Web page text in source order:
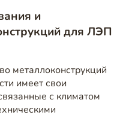
и
для ЛЭП
металлоконструкций
имеет свои
с климатом